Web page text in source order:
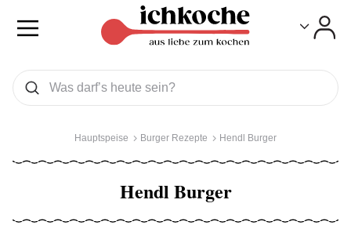
Was wollen Sie suchen
Suchen
Hauptspeise Burger Rezepte Hendl Burger
Hendl Burger